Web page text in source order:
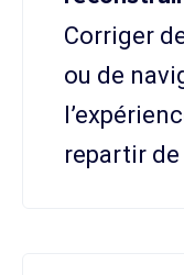
Corriger
ou de
repartir de